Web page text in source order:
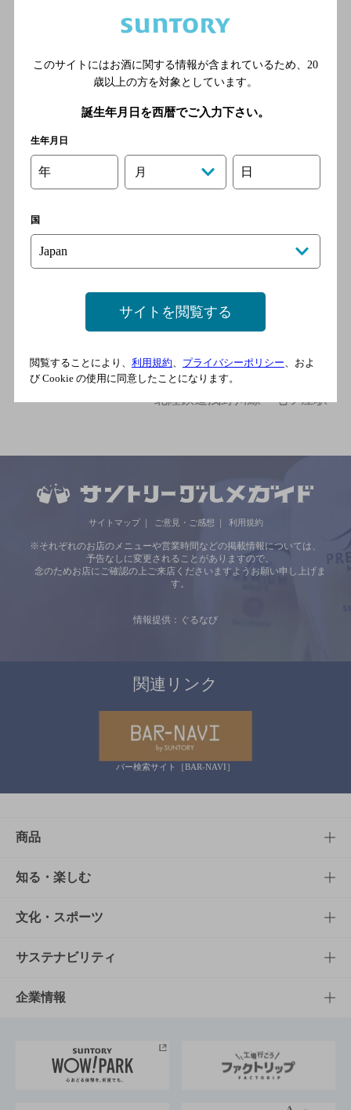
や台ずし金沢本町
北陸鉄道浅野川線 北鉄金沢
北陸鉄道浅野川線 七ツ屋駅
田丸茶寮
駅／ＪＲ北陸本線 金沢駅／
北陸鉄道浅野川線 七ツ屋駅
四代目菊川金沢店
ＪＲ北陸本線 金沢駅／北陸
鉄道浅野川線 北鉄金沢駅／
北陸鉄道浅野川線 七ツ屋駅
サイトマップ ご意見・ご感想 利用規約
※それぞれのお店のメニューや営業時間などの掲載情報については、
予告なしに変更されることがありますので、
念のためお店にご確認の上ご来店くださいますようお願い申し上げま
す。
情報提供：ぐるなび
関連リンク
バー検索サイト［BAR-NAVI］
商品
商品TOP
商品一覧
商品発売情報
栄養成分一覧
知る・楽しむ
知る・楽しむTOP
キャンペーン
工場見学
地域情報
文化・スポーツ
文化・スポーツTOP
サントリーホール
サントリーサンバーズ大阪
サステナビリティ
サステナビリティTOP
サントリーが考えるサステナビリティ経営
企業情報
企業概要
このサイトにはお酒に関する情報が含まれているため、 20
歳以上の方を対象としています。
誕生年月日を西暦でご入力下さい。
生年月日
年 月 日
国
サイトを閲覧する
閲覧することにより、 利用規約、 プライバシーポリシー、およ
び Cookie の使用に同意したことになります。